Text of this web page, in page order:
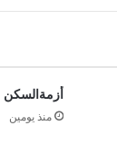
أزمةالسكن
منذ يومين